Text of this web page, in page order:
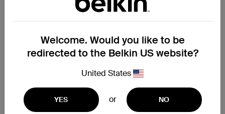
sustitución de un producto
en garantía?
Rellena aquí el formulario de solicitud de
sustitución de garantía y nuestro equipo de
atención al cliente se pondrá en contacto
contigo para informarte de los siguientes
Welcome. Would you like to be
redirected to the Belkin US website?
United States
YES or NO